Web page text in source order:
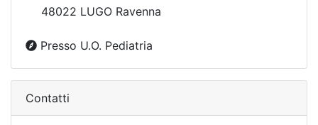
48022 LUGO Ravenna
Presso U.O. Pediatria
Contatti